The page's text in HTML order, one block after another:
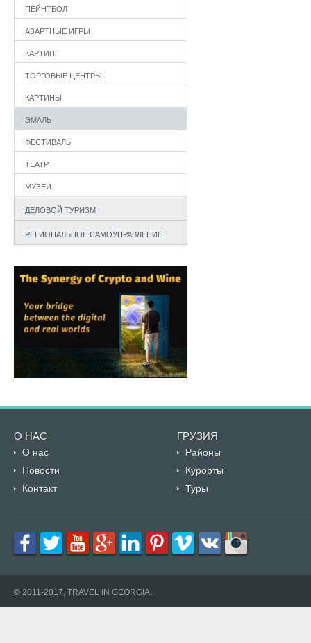
ПЕЙНТБОЛ
АЗАРТНЫЕ ИГРЫ
КАРТИНГ
ТОРГОВЫЕ ЦЕНТРЫ
КАРТИНЫ
ЭМАЛЬ
ФЕСТИВАЛЬ
ТЕАТР
МУЗЕИ
ДЕЛОВОЙ ТУРИЗМ
РЕГИОНАЛЬНОЕ САМОУПРАВЛЕНИЕ
О НАС ГРУЗИЯ
О нас
Районы
Новости
Курорты
Контакт
Туры
© 2011-2017, TRAVEL IN GEORGIA.